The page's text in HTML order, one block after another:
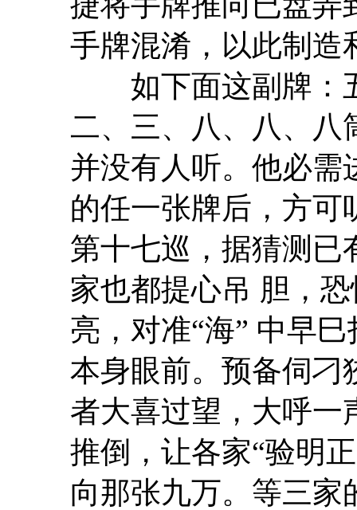
手牌混淆，以此制造
如下面这副牌：
二、三、八、八、八
并没有人听。他必需
的任一张牌后，方可
第十七巡，据猜测已
家也都提心吊 胆，
亮，对准“海” 中早
本身眼前。预备伺刁
者大喜过望，大呼一
推倒，让各家“验明
向那张九万。等三家